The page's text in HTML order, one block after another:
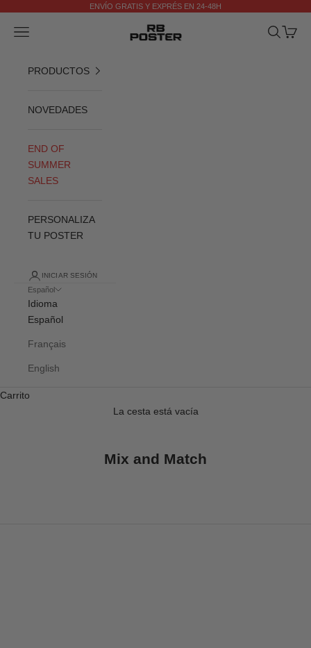
Anterior
ENVÍO GRATIS Y EXPRÉS EN 24-48H
RB POSTER
Menú Buscar
Cesta
PRODUCTOS
NOVEDADES
END OF
SUMMER
SALES
PERSONALIZA
TU POSTER
INICIAR SESIÓN
Español
Idioma
Español
Français
English
Carrito
La cesta está vacía
Mix and Match